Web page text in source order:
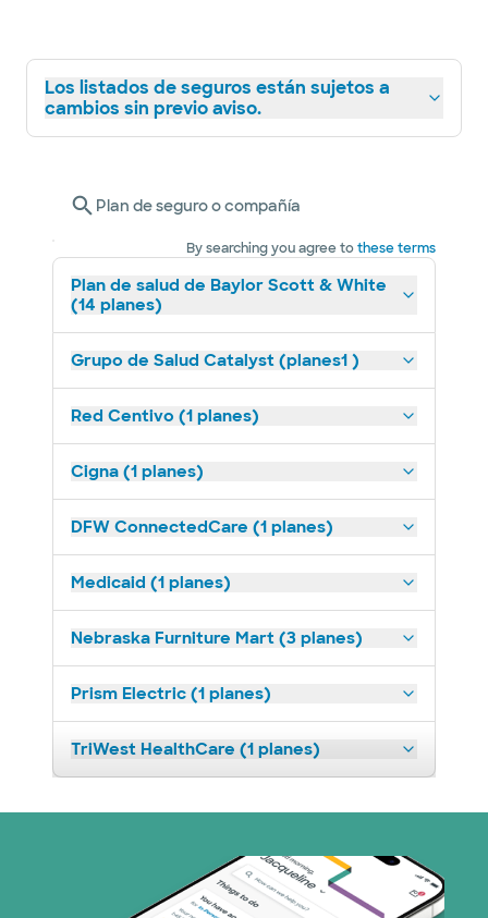
Los listados de seguros están sujetos a
cambios sin previo aviso.
Plan de seguro o compañía
By searching you agree tothese terms
Plan de salud de Baylor Scott & White
(14 planes)
Grupo de Salud Catalyst (planes1 )
Red Centivo (1 planes)
Cigna (1 planes)
DFW ConnectedCare (1 planes)
Medicaid (1 planes)
Nebraska Furniture Mart (3 planes)
Prism Electric (1 planes)
TriWest HealthCare (1 planes)